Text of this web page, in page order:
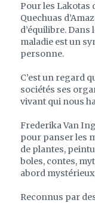
Pour les Lakotas
Quechuas
d’équilibre.
maladie est un
personne.
C’est un regard
sociétés ses
vivant qui nous
Frederika Van
pour panser les
de plantes,
boles, contes,
abord
Reconnus par